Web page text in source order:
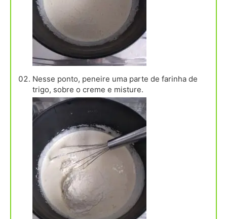
Nesse ponto, peneire uma parte de farinha de
trigo, sobre o creme e misture.